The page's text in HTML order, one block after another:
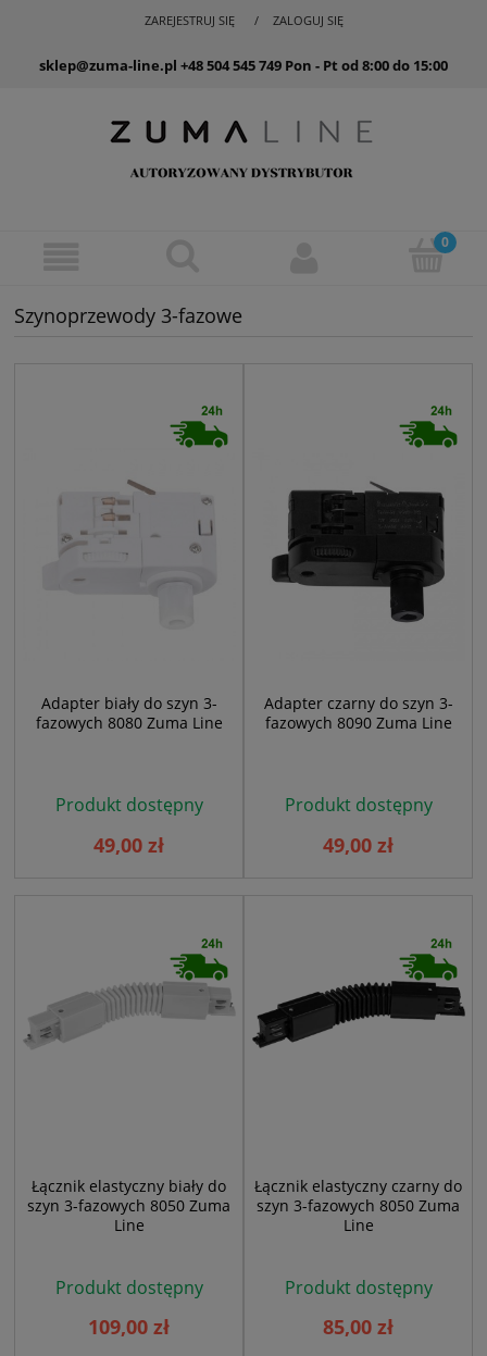
ZAREJESTRUJ SIĘ ZALOGUJ SIĘ
sklep@zuma-line.pl +48 504 545 749 Pon - Pt od 8:00 do 15:00
Szynoprzewody 3-fazowe
Adapter biały do szyn 3-
fazowych 8080 Zuma Line
Produkt dostępny
49,00 zł
Adapter czarny do szyn 3-
fazowych 8090 Zuma Line
Produkt dostępny
49,00 zł
Łącznik elastyczny biały do
szyn 3-fazowych 8050 Zuma
Line
Produkt dostępny
109,00 zł
Łącznik elastyczny czarny do
szyn 3-fazowych 8050 Zuma
Line
Produkt dostępny
85,00 zł